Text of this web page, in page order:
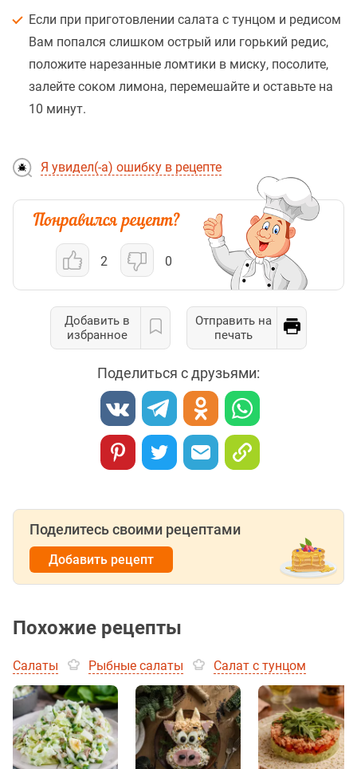
Если при приготовлении салата с тунцом и редисом
Вам попался слишком острый или горький редис,
положите нарезанные ломтики в миску, посолите,
залейте соком лимона, перемешайте и оставьте на
10 минут.
Я увидел(-а) ошибку в рецепте
2 0
Добавить в
избранное
Отправить на
печать
Поделиться с друзьями:
Поделитесь своими рецептами
Добавить рецепт
Похожие рецепты
Салаты Рыбные салаты Салат с тунцом